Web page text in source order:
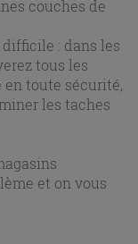
couches de
: dans les
tous les
toute sécurité,
les taches
et on vous